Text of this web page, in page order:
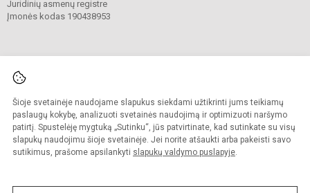
Šioje svetainėje naudojame slapukus siekdami užtikrinti jums teikiamų
paslaugų kokybę, analizuoti svetainės naudojimą ir optimizuoti naršymo
patirtį. Spustelėję mygtuką „Sutinku“, jūs patvirtinate, kad sutinkate su visų
slapukų naudojimu šioje svetainėje. Jei norite atšaukti arba pakeisti savo
sutikimus, prašome apsilankyti slapukų valdymo puslapyje.
Juridinių asmenų registre
Įmonės kodas 190438953
© 2024. Klaipėdos Vitės progimnazija. Visos teisės saugomos.
Kopijuoti turinį be raštiško progimnazijos sutikimo griežtai draudžiama.
Prieinamumo paraiška Slapukų valdymas
Sumanus būdas atnaujinti